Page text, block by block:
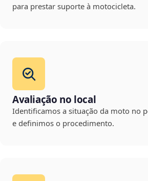
para prestar suporte à motocicleta.
Avaliação no local
Identificamos a situação da moto no
e definimos o procedimento.